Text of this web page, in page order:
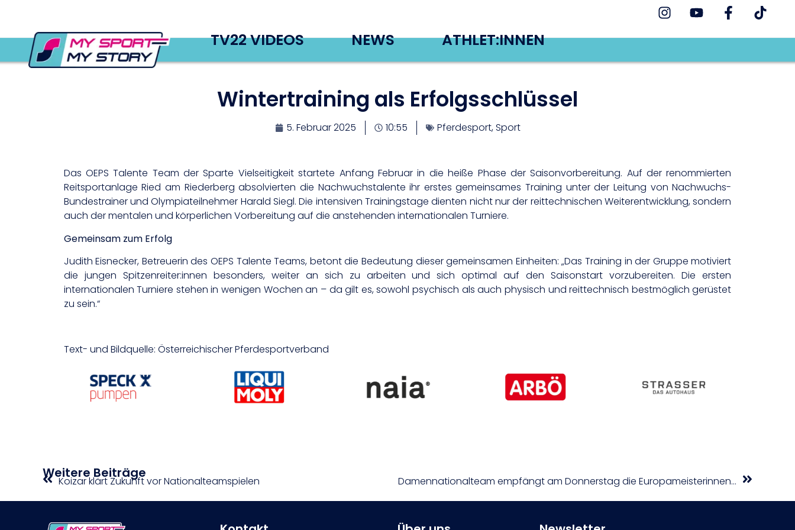
TV22 VIDEOS NEWS ATHLET:INNEN
Wintertraining als Erfolgsschlüssel
5. Februar 2025 10:55 Pferdesport,Sport
Das OEPS Talente Team der Sparte Vielseitigkeit startete Anfang Februar in die heiße Phase der Saisonvorbereitung. Auf der renommierten
Reitsportanlage Ried am Riederberg absolvierten die Nachwuchstalente ihr erstes gemeinsames Training unter der Leitung von Nachwuchs-
Bundestrainer und Olympiateilnehmer Harald Siegl. Die intensiven Trainingstage dienten nicht nur der reittechnischen Weiterentwicklung, sondern
auch der mentalen und körperlichen Vorbereitung auf die anstehenden internationalen Turniere.
Gemeinsam zum Erfolg
Judith Eisnecker, Betreuerin des OEPS Talente Teams, betont die Bedeutung dieser gemeinsamen Einheiten: „Das Training in der Gruppe motiviert
die jungen Spitzenreiter:innen besonders, weiter an sich zu arbeiten und sich optimal auf den Saisonstart vorzubereiten. Die ersten
internationalen Turniere stehen in wenigen Wochen an – da gilt es, sowohl psychisch als auch physisch und reittechnisch bestmöglich gerüstet
zu sein.“
Text- und Bildquelle: Österreichischer Pferdesportverband
Weitere Beiträge
Koizar klärt Zukunft vor Nationalteamspielen Damennationalteam empfängt am Donnerstag die Europameisterinnen aus Spanien